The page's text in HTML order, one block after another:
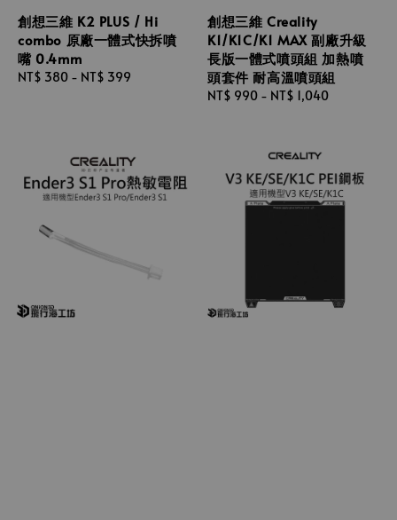
創想三維 K2 PLUS / Hi
combo 原廠一體式快拆噴
嘴 0.4mm
Regular
NT$ 380 - NT$ 399
創想三維 Creality
K1/K1C/K1 MAX 副廠升級
長版一體式噴頭組 加熱噴
頭套件 耐高溫噴頭組
Regular
NT$ 990 - NT$ 1,040